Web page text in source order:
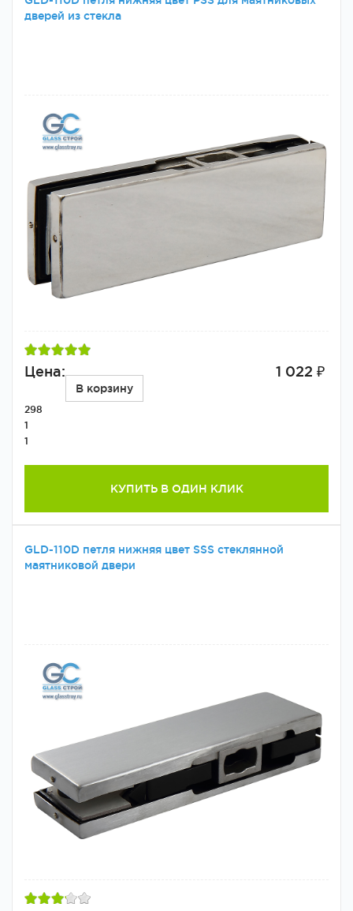
дверей из стекла
Цена: 1 022 ₽
В корзину
298
1
1
КУПИТЬ В ОДИН КЛИК
GLD-110D петля нижняя цвет SSS стеклянной
маятниковой двери